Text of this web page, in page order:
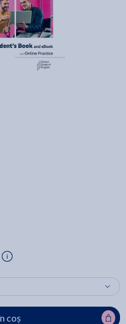
coș